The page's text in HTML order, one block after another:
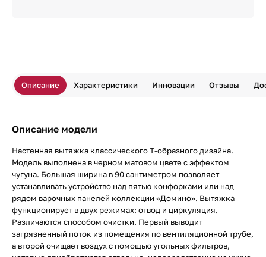
Описание Характеристики Инновации Отзывы
Описание модели
Настенная вытяжка классического Т-образного дизайна.
Модель выполнена в черном матовом цвете с эффектом
чугуна. Большая ширина в 90 сантиметром позволяет
устанавливать устройство над пятью конфорками или над
рядом варочных панелей коллекции «Домино». Вытяжка
функционирует в двух режимах: отвод и циркуляция.
Различаются способом очистки. Первый выводит
загрязненный поток из помещения по вентиляционной трубе,
а второй очищает воздух с помощью угольных фильтров,